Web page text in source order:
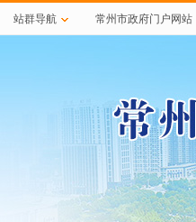
站群导航 常州市政府门户网站